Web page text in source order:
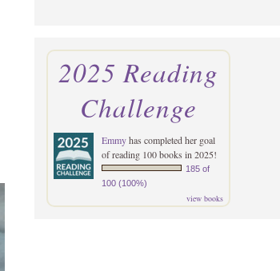
2025 Reading
Challenge
Emmyhas completed her goal
of reading 100 books in 2025!
185 of
100 (100%)
view books